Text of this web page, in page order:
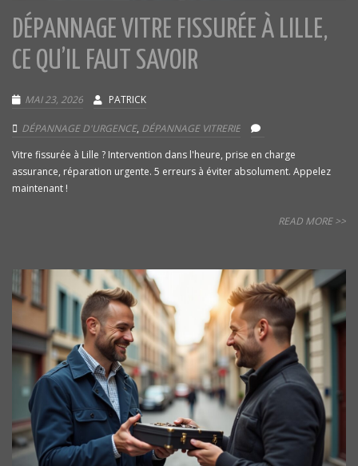
DÉPANNAGE VITRE FISSURÉE À LILLE,
CE QU’IL FAUT SAVOIR
MAI 23, 2026 PATRICK
DÉPANNAGE D'URGENCE, DÉPANNAGE VITRERIE
Vitre fissurée à Lille ? Intervention dans l'heure, prise en charge
assurance, réparation urgente. 5 erreurs à éviter absolument. Appelez
maintenant !
READ MORE >>